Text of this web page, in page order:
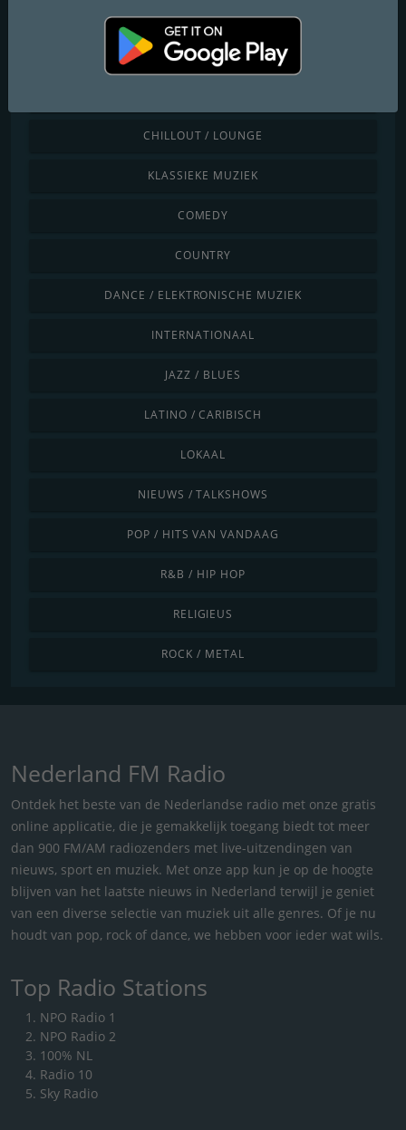
Ontdek op genre
CHILLOUT / LOUNGE
KLASSIEKE MUZIEK
COMEDY
COUNTRY
DANCE / ELEKTRONISCHE MUZIEK
INTERNATIONAAL
JAZZ / BLUES
LATINO / CARIBISCH
LOKAAL
NIEUWS / TALKSHOWS
POP / HITS VAN VANDAAG
R&B / HIP HOP
RELIGIEUS
ROCK / METAL
Nederland FM Radio
Ontdek het beste van de Nederlandse radio met onze gratis
online applicatie, die je gemakkelijk toegang biedt tot meer
dan 900 FM/AM radiozenders met live-uitzendingen van
nieuws, sport en muziek. Met onze app kun je op de hoogte
blijven van het laatste nieuws in Nederland terwijl je geniet
van een diverse selectie van muziek uit alle genres. Of je nu
houdt van pop, rock of dance, we hebben voor ieder wat wils.
Top Radio Stations
NPO Radio 1
NPO Radio 2
100% NL
Radio 10
Sky Radio